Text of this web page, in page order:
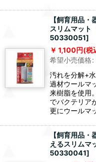
【飼育用品
スリムマッ
50330051]
1,100円(税
希望小売価格:
汚れを分解+
過材ウールマ
来樹脂を使用
でバクテリア
更にウールマ
【飼育用品
えるスリムマ
50330041]